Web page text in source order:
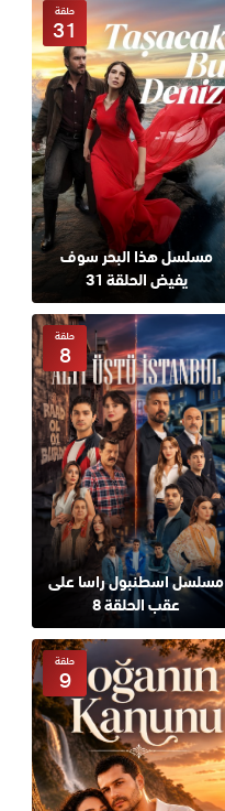
مسلسل هذا البحر سوف
يفيض الحلقة 31
حلقة
31
مسلسل اسطنبول راسا على
عقب الحلقة 8
حلقة
8
حلقة
9